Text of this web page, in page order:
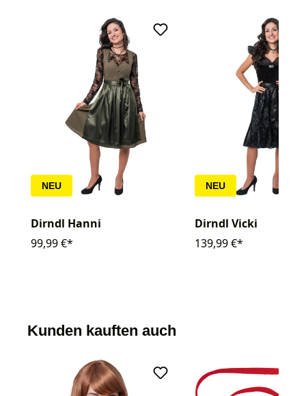
NEU
Dirndl Hanni
99,99 €*
NEU
Dirndl Vicki
139,99 €*
Kunden kauften auch